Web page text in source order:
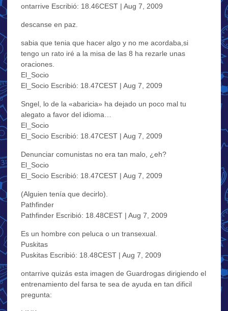
ontarrive Escribió: 18.46CEST | Aug 7, 2009
descanse en paz.
sabia que tenia que hacer algo y no me acordaba,si
tengo un rato iré a la misa de las 8 ha rezarle unas
oraciones.
El_Socio
El_Socio Escribió: 18.47CEST | Aug 7, 2009
Sngel, lo de la «abaricia» ha dejado un poco mal tu
alegato a favor del idioma…
El_Socio
El_Socio Escribió: 18.47CEST | Aug 7, 2009
Denunciar comunistas no era tan malo, ¿eh?
El_Socio
El_Socio Escribió: 18.47CEST | Aug 7, 2009
(Alguien tenía que decirlo).
Pathfinder
Pathfinder Escribió: 18.48CEST | Aug 7, 2009
Es un hombre con peluca o un transexual.
Puskitas
Puskitas Escribió: 18.48CEST | Aug 7, 2009
ontarrive quizás esta imagen de Guardrogas dirigiendo el
entrenamiento del farsa te sea de ayuda en tan dificil
pregunta: